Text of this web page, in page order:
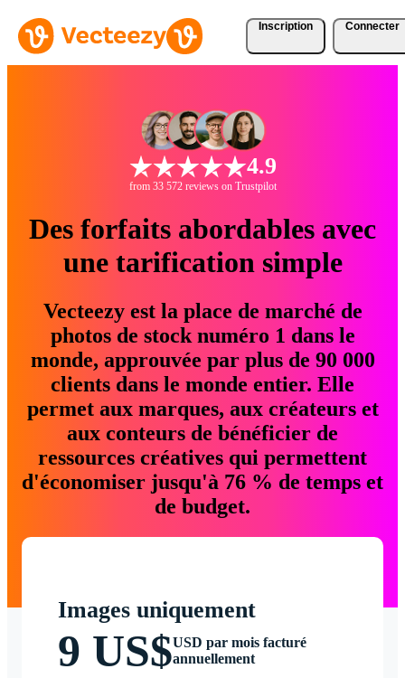
Inscription Connecter
4.9
from 33 572 reviews on Trustpilot
Des forfaits abordables avec
une tarification simple
Vecteezy est la place de marché de
photos de stock numéro 1 dans le
monde, approuvée par plus de 90 000
clients dans le monde entier. Elle
permet aux marques, aux créateurs et
aux conteurs de bénéficier de
ressources créatives qui permettent
d'économiser jusqu'à 76 % de temps et
de budget.
Images uniquement
9 US$USD par mois facturé
annuellement